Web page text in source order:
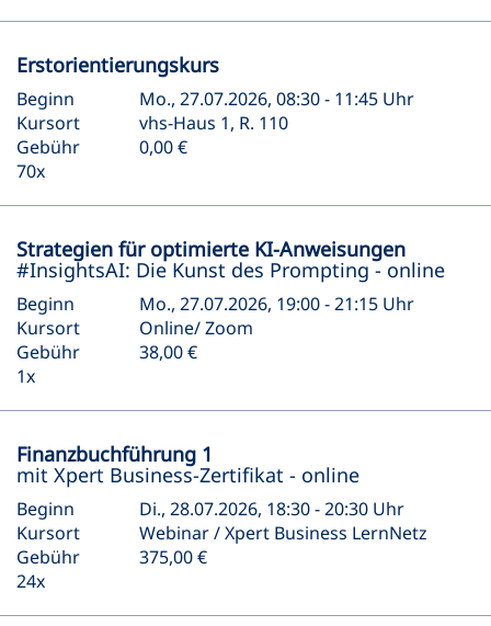
Erstorientierungskurs
Beginn
Mo., 27.07.2026, 08:30 - 11:45 Uhr
Kursort
vhs-Haus 1, R. 110
Gebühr
0,00 €
70x
Strategien für optimierte KI-Anweisungen
#InsightsAI: Die Kunst des Prompting - online
Beginn
Mo., 27.07.2026, 19:00 - 21:15 Uhr
Kursort
Online/ Zoom
Gebühr
38,00 €
1x
Finanzbuchführung 1
mit Xpert Business-Zertifikat - online
Beginn
Di., 28.07.2026, 18:30 - 20:30 Uhr
Kursort
Webinar / Xpert Business LernNetz
Gebühr
375,00 €
24x